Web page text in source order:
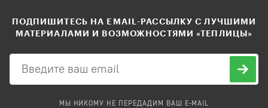
ПОДПИШИТЕСЬ НА EMAIL-РАССЫЛКУ С ЛУЧШИМИ
МАТЕРИАЛАМИ И ВОЗМОЖНОСТЯМИ «ТЕПЛИЦЫ»
МЫ НИКОМУ НЕ ПЕРЕДАДИМ ВАШ E-MAIL